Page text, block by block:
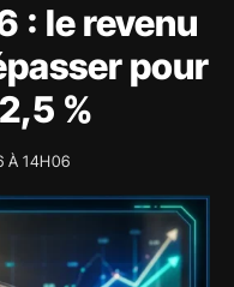
: le revenu
pour
%
À 14H06